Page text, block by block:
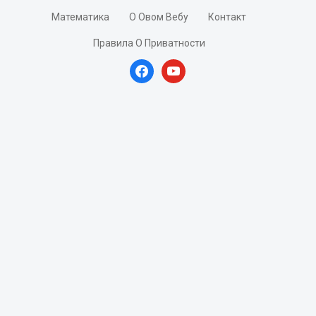
Математика О Овом Вебу Контакт
Правила О Приватности
facebookyoutube